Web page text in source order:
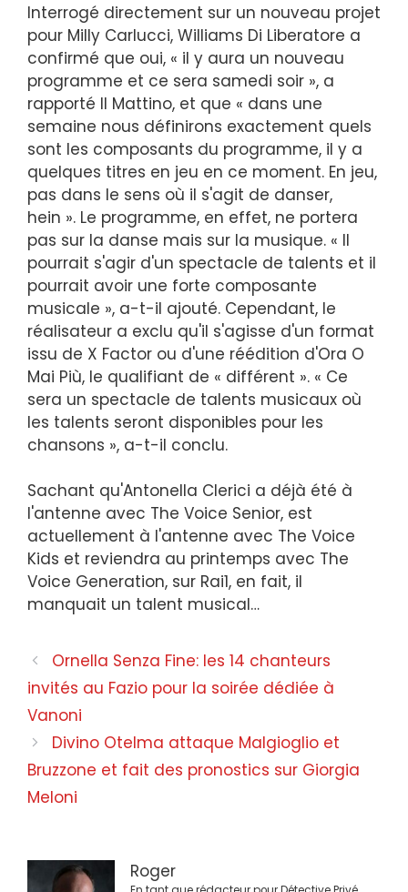
Interrogé directement sur un nouveau projet
pour Milly Carlucci, Williams Di Liberatore a
confirmé que oui, « il y aura un nouveau
programme et ce sera samedi soir », a
rapporté Il Mattino, et que « dans une
semaine nous définirons exactement quels
sont les composants du programme, il y a
quelques titres en jeu en ce moment. En jeu,
pas dans le sens où il s'agit de danser,
hein ». Le programme, en effet, ne portera
pas sur la danse mais sur la musique. « Il
pourrait s'agir d'un spectacle de talents et il
pourrait avoir une forte composante
musicale », a-t-il ajouté. Cependant, le
réalisateur a exclu qu'il s'agisse d'un format
issu de X Factor ou d'une réédition d'Ora O
Mai Più, le qualifiant de « différent ». « Ce
sera un spectacle de talents musicaux où
les talents seront disponibles pour les
chansons », a-t-il conclu.
Sachant qu'Antonella Clerici a déjà été à
l'antenne avec The Voice Senior, est
actuellement à l'antenne avec The Voice
Kids et reviendra au printemps avec The
Voice Generation, sur Rai1, en fait, il
manquait un talent musical…
Navigation
des
Ornella Senza Fine: les 14 chanteurs
invités au Fazio pour la soirée dédiée à
Vanoni
Divino Otelma attaque Malgioglio et
Bruzzone et fait des pronostics sur Giorgia
Meloni
Roger